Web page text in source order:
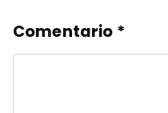
Comentario *